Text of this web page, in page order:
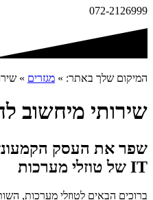
072-2126999
המיקום שלך באתר: » מגזרים »
שירותי מיחשוב
שפר את העסק
IT של טוזלי מערכות